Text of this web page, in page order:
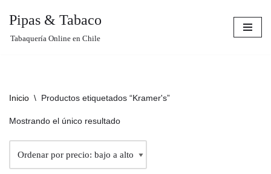
Pipas & Tabaco
Tabaquería Online en Chile
Inicio \ Productos etiquetados “Kramer's”
Mostrando el único resultado